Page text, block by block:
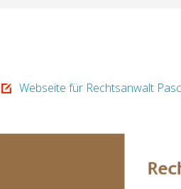
Webseite für Rechtsanwalt